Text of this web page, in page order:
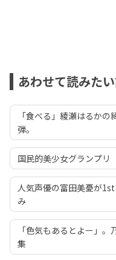
あわせて読みた
「食べる」綾瀬はるか
弾。
国民的美少女グランプ
人気声優の富田美憂が
み
「色気もあるとよー」
集